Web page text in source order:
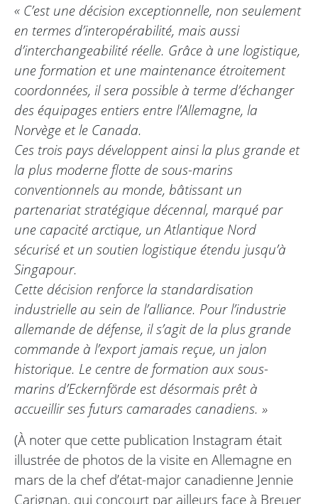
« C’est une décision exceptionnelle, non seulement
en termes d’interopérabilité, mais aussi
d’interchangeabilité réelle. Grâce à une logistique,
une formation et une maintenance étroitement
coordonnées, il sera possible à terme d’échanger
des équipages entiers entre l’Allemagne, la
Norvège et le Canada.
Ces trois pays développent ainsi la plus grande et
la plus moderne flotte de sous-marins
conventionnels au monde, bâtissant un
partenariat stratégique décennal, marqué par
une capacité arctique, un Atlantique Nord
sécurisé et un soutien logistique étendu jusqu’à
Singapour.
Cette décision renforce la standardisation
industrielle au sein de l’alliance. Pour l’industrie
allemande de défense, il s’agit de la plus grande
commande à l’export jamais reçue, un jalon
historique. Le centre de formation aux sous-
marins d’Eckernförde est désormais prêt à
accueillir ses futurs camarades canadiens. »
(À noter que cette publication Instagram était
illustrée de photos de la visite en Allemagne en
mars de la chef d’état-major canadienne Jennie
Carignan, qui concourt par ailleurs face à Breuer